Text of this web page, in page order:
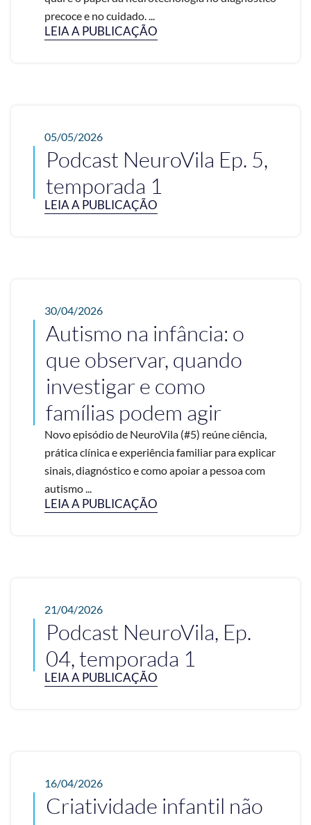
precoce e no cuidado. ...
LEIA A PUBLICAÇÃO
05/05/2026
Podcast NeuroVila Ep. 5,
temporada 1
LEIA A PUBLICAÇÃO
30/04/2026
Autismo na infância: o
que observar, quando
investigar e como
famílias podem agir
Novo episódio de NeuroVila (#5) reúne ciência,
prática clínica e experiência familiar para explicar
sinais, diagnóstico e como apoiar a pessoa com
autismo ...
LEIA A PUBLICAÇÃO
21/04/2026
Podcast NeuroVila, Ep.
04, temporada 1
LEIA A PUBLICAÇÃO
16/04/2026
Criatividade infantil não